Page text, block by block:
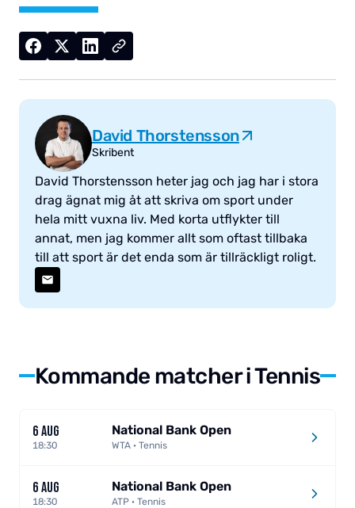
David Thorstensson
Skribent
David Thorstensson heter jag och jag har i stora
drag ägnat mig åt att skriva om sport under
hela mitt vuxna liv. Med korta utflykter till
annat, men jag kommer allt som oftast tillbaka
till att sport är det enda som är tillräckligt roligt.
Kommande matcher i Tennis
6 AUG
18:30
National Bank Open
WTA · Tennis
6 AUG
18:30
National Bank Open
ATP · Tennis